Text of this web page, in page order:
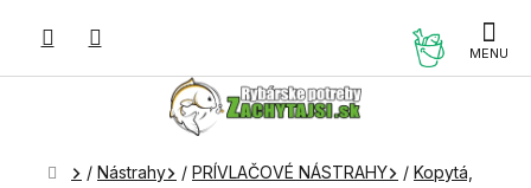
Domov
/ Nástrahy / PRÍVLAČOVÉ NÁSTRAHY / Kopytá,